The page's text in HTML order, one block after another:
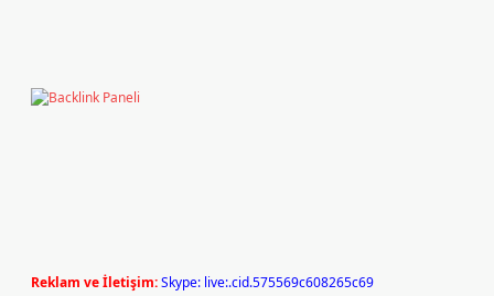
Reklam ve İletişim:Skype: live:.cid.575569c608265c69